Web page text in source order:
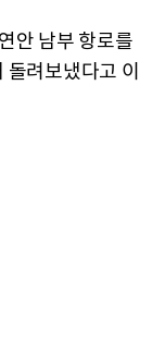
안 남부 항로를
려보냈다고 이